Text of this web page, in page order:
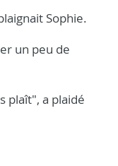
Sophie.
un peu de
plaît", a plaidé